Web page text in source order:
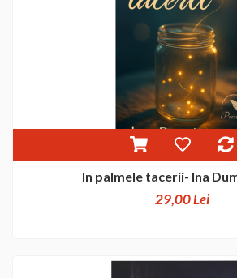
In palmele tacerii- Ina
29,00 Lei